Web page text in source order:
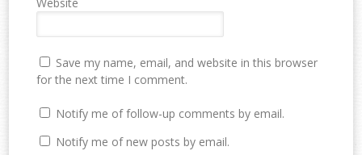
Save my name, email, and website in this browser
for the next time I comment.
Notify me of follow-up comments by email.
Notify me of new posts by email.